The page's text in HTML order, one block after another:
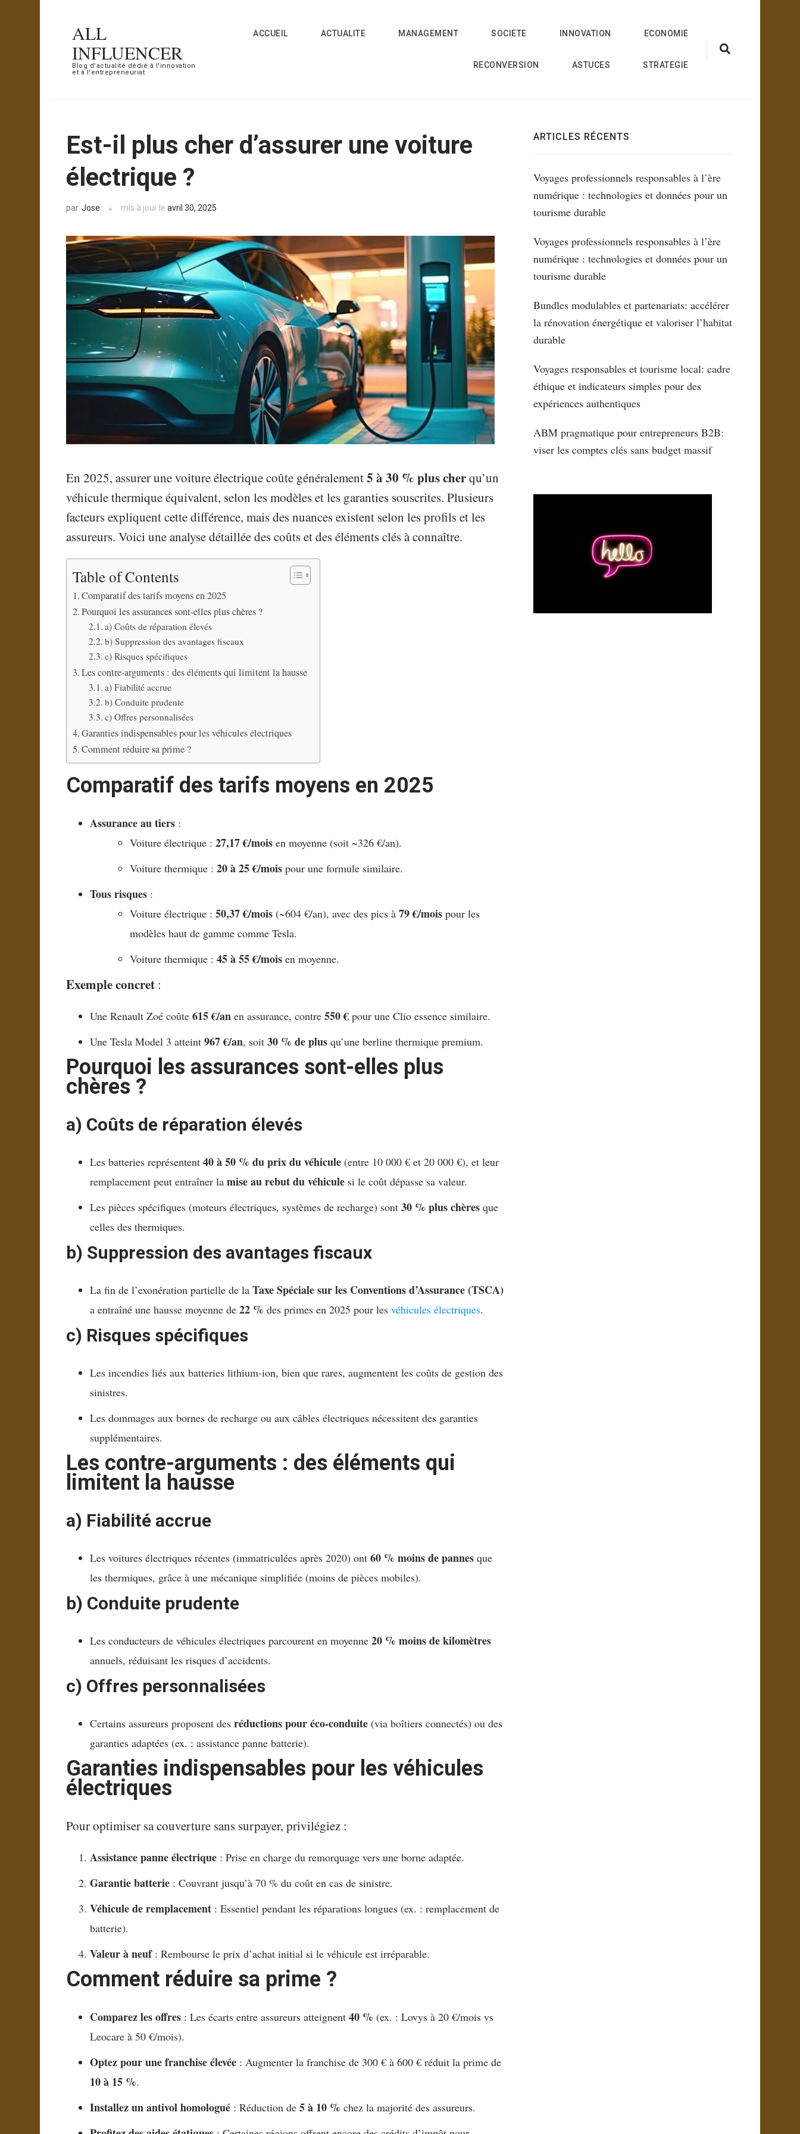
contenu
(Pressez
ALL
INFLUENCER
Blog d'actualité dédié à l'innovation
et à l'entrepreneuriat
ACCUEIL ACTUALITE MANAGEMENT SOCIETE INNOVATION ECONOMIE
RECONVERSION ASTUCES STRATEGIE
Est-il plus cher d’assurer une voiture
électrique ?
par Jose mis à jour leavril 30, 2025
En 2025, assurer une voiture électrique coûte généralement5 à 30 % plus cherqu’un
véhicule thermique équivalent, selon les modèles et les garanties souscrites. Plusieurs
facteurs expliquent cette différence, mais des nuances existent selon les profils et les
assureurs. Voici une analyse détaillée des coûts et des éléments clés à connaître.
Table of Contents
Comparatif des tarifs moyens en 2025
Pourquoi les assurances sont-elles plus chères ?
a) Coûts de réparation élevés
b) Suppression des avantages fiscaux
c) Risques spécifiques
Les contre-arguments : des éléments qui limitent la hausse
a) Fiabilité accrue
b) Conduite prudente
c) Offres personnalisées
Garanties indispensables pour les véhicules électriques
Comment réduire sa prime ?
Comparatif des tarifs moyens en 2025
Assurance au tiers :
Voiture électrique :27,17 €/mois en moyenne (soit ~326 €/an).
Voiture thermique :20 à 25 €/mois pour une formule similaire.
Tous risques :
Voiture électrique :50,37 €/mois (~604 €/an), avec des pics à79 €/mois pour les
modèles haut de gamme comme Tesla.
Voiture thermique :45 à 55 €/mois en moyenne.
Exemple concret :
Une Renault Zoé coûte615 €/an en assurance, contre550 € pour une Clio essence similaire.
Une Tesla Model 3 atteint967 €/an, soit30 % de plus qu’une berline thermique premium.
Pourquoi les assurances sont-elles plus
chères ?
a) Coûts de réparation élevés
Les batteries représentent40 à 50 % du prix du véhicule (entre 10 000 € et 20 000 €), et leur
remplacement peut entraîner lamise au rebut du véhicule si le coût dépasse sa valeur.
Les pièces spécifiques (moteurs électriques, systèmes de recharge) sont30 % plus chères que
celles des thermiques.
b) Suppression des avantages fiscaux
La fin de l’exonération partielle de laTaxe Spéciale sur les Conventions d’Assurance (TSCA)
a entraîné une hausse moyenne de22 % des primes en 2025 pour lesvéhicules électriques.
c) Risques spécifiques
Les incendies liés aux batteries lithium-ion, bien que rares, augmentent les coûts de gestion des
sinistres.
Les dommages aux bornes de recharge ou aux câbles électriques nécessitent des garanties
supplémentaires.
Les contre-arguments : des éléments qui
limitent la hausse
a) Fiabilité accrue
Les voitures électriques récentes (immatriculées après 2020) ont60 % moins de pannes que
les thermiques, grâce à une mécanique simplifiée (moins de pièces mobiles).
b) Conduite prudente
Les conducteurs de véhicules électriques parcourent en moyenne20 % moins de kilomètres
annuels, réduisant les risques d’accidents.
c) Offres personnalisées
Certains assureurs proposent desréductions pour éco-conduite (via boîtiers connectés) ou des
garanties adaptées (ex. : assistance panne batterie).
Garanties indispensables pour les véhicules
électriques
Pour optimiser sa couverture sans surpayer, privilégiez :
Assistance panne électrique : Prise en charge du remorquage vers une borne adaptée.
Garantie batterie : Couvrant jusqu’à 70 % du coût en cas de sinistre.
Véhicule de remplacement : Essentiel pendant les réparations longues (ex. : remplacement de
batterie).
Valeur à neuf: Rembourse le prix d’achat initial si le véhicule est irréparable.
Comment réduire sa prime ?
Comparez les offres : Les écarts entre assureurs atteignent40 % (ex. : Lovys à 20 €/mois vs
Leocare à 50 €/mois).
Optez pour une franchise élevée : Augmenter la franchise de 300 € à 600 € réduit la prime de
10 à 15 %.
Installez un antivol homologué : Réduction de5 à 10 % chez la majorité des assureurs.
ARTICLES RÉCENTS
Voyages professionnels responsables à l’ère
numérique : technologies et données pour un
tourisme durable
Voyages professionnels responsables à l’ère
numérique : technologies et données pour un
tourisme durable
Bundles modulables et partenariats: accélérer
la rénovation énergétique et valoriser l’habitat
durable
Voyages responsables et tourisme local: cadre
éthique et indicateurs simples pour des
expériences authentiques
ABM pragmatique pour entrepreneurs B2B:
viser les comptes clés sans budget massif